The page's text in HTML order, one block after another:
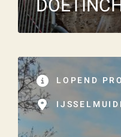
LOPEND